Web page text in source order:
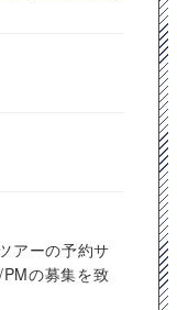
アーの予約サ
の募集を致